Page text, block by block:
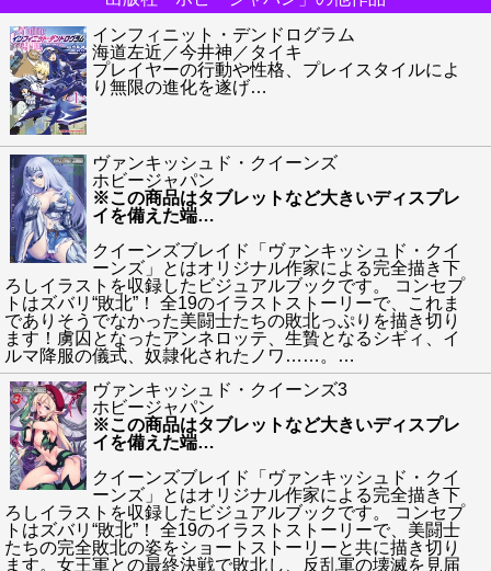
インフィニット・デンドログラム
海道左近／今井神／タイキ
プレイヤーの行動や性格、プレイスタイルによ
り無限の進化を遂げ…
ヴァンキッシュド・クイーンズ
ホビージャパン
※この商品はタブレットなど大きいディスプレ
イを備えた端…
クイーンズブレイド「ヴァンキッシュド・クイ
ーンズ」とはオリジナル作家による完全描き下
ろしイラストを収録したビジュアルブックです。 コンセプ
トはズバリ“敗北”！ 全19のイラストストーリーで、これま
でありそうでなかった美闘士たちの敗北っぷりを描き切り
ます！虜囚となったアンネロッテ、生贄となるシギィ、イ
ルマ降服の儀式、奴隷化されたノワ……。
…
ヴァンキッシュド・クイーンズ3
ホビージャパン
※この商品はタブレットなど大きいディスプレ
イを備えた端…
クイーンズブレイド「ヴァンキッシュド・クイ
ーンズ」とはオリジナル作家による完全描き下
ろしイラストを収録したビジュアルブックです。 コンセプ
トはズバリ“敗北”！ 全19のイラストストーリーで、美闘士
たちの完全敗北の姿をショートストーリーと共に描き切り
ます。女王軍との最終決戦で敗北し、反乱軍の壊滅を見届